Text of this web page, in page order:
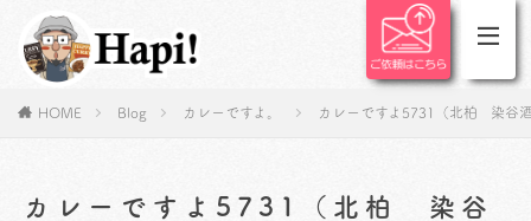
HOME Blog カレーですよ。 カレーですよ5731（北柏 染谷
カレーですよ5731（北柏 染谷